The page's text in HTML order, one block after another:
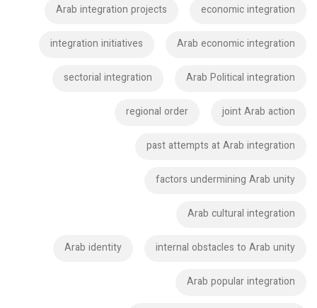
economic integration
Arab integration projects
Arab economic integration
integration initiatives
Arab Political integration
sectorial integration
joint Arab action
regional order
past attempts at Arab integration
factors undermining Arab unity
Arab cultural integration
internal obstacles to Arab unity
Arab identity
Arab popular integration